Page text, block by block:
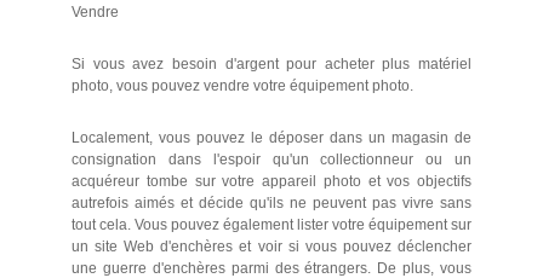
Vendre
Si vous avez besoin d'argent pour acheter plus matériel
photo, vous pouvez vendre votre équipement photo.
Localement, vous pouvez le déposer dans un magasin de
consignation dans l'espoir qu'un collectionneur ou un
acquéreur tombe sur votre appareil photo et vos objectifs
autrefois aimés et décide qu'ils ne peuvent pas vivre sans
tout cela. Vous pouvez également lister votre équipement sur
un site Web d'enchères et voir si vous pouvez déclencher
une guerre d'enchères parmi des étrangers. De plus, vous